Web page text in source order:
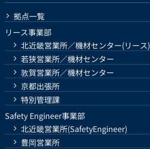
拠点一覧
リース事業部
北近畿営業所／機材センター(リース)
若狭営業所／機材センター
敦賀営業所／機材センター
京都出張所
特別管理課
Safety Engineer事業部
北近畿営業所(SafetyEngineer)
豊岡営業所